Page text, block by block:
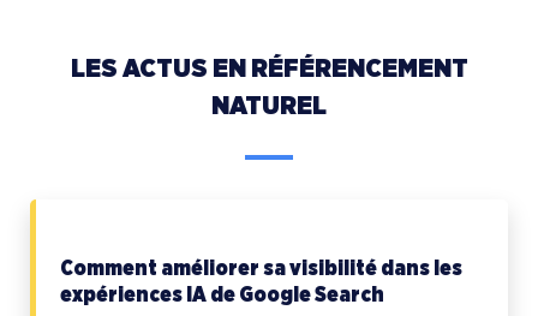
LES ACTUS EN RÉFÉRENCEMENT
NATUREL
Comment améliorer sa visibilité dans les
expériences IA de Google Search